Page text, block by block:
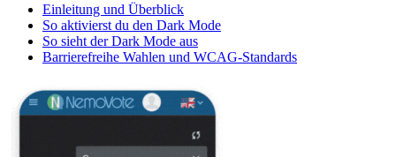
Einleitung und Überblick
So aktivierst du den Dark Mode
So sieht der Dark Mode aus
Barrierefreihe Wahlen und WCAG-Standards